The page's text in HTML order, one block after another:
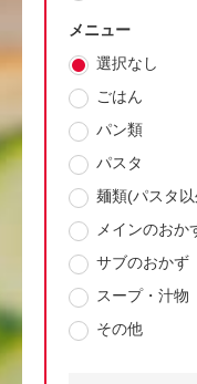
メニュー
選択なし
ごはん
パン類
パスタ
麺類(パスタ
メインのおか
サブのおかず
スープ・汁物
その他